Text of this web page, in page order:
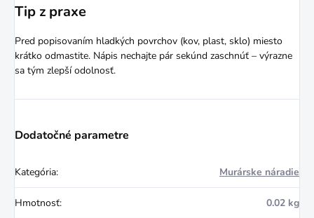
Tip z praxe
Pred popisovaním hladkých povrchov (kov, plast, sklo) miesto
krátko odmastite. Nápis nechajte pár sekúnd zaschnúť – výrazne
sa tým zlepší odolnosť.
Dodatočné parametre
Kategória: Murárske náradie
Hmotnosť: 0.02 kg